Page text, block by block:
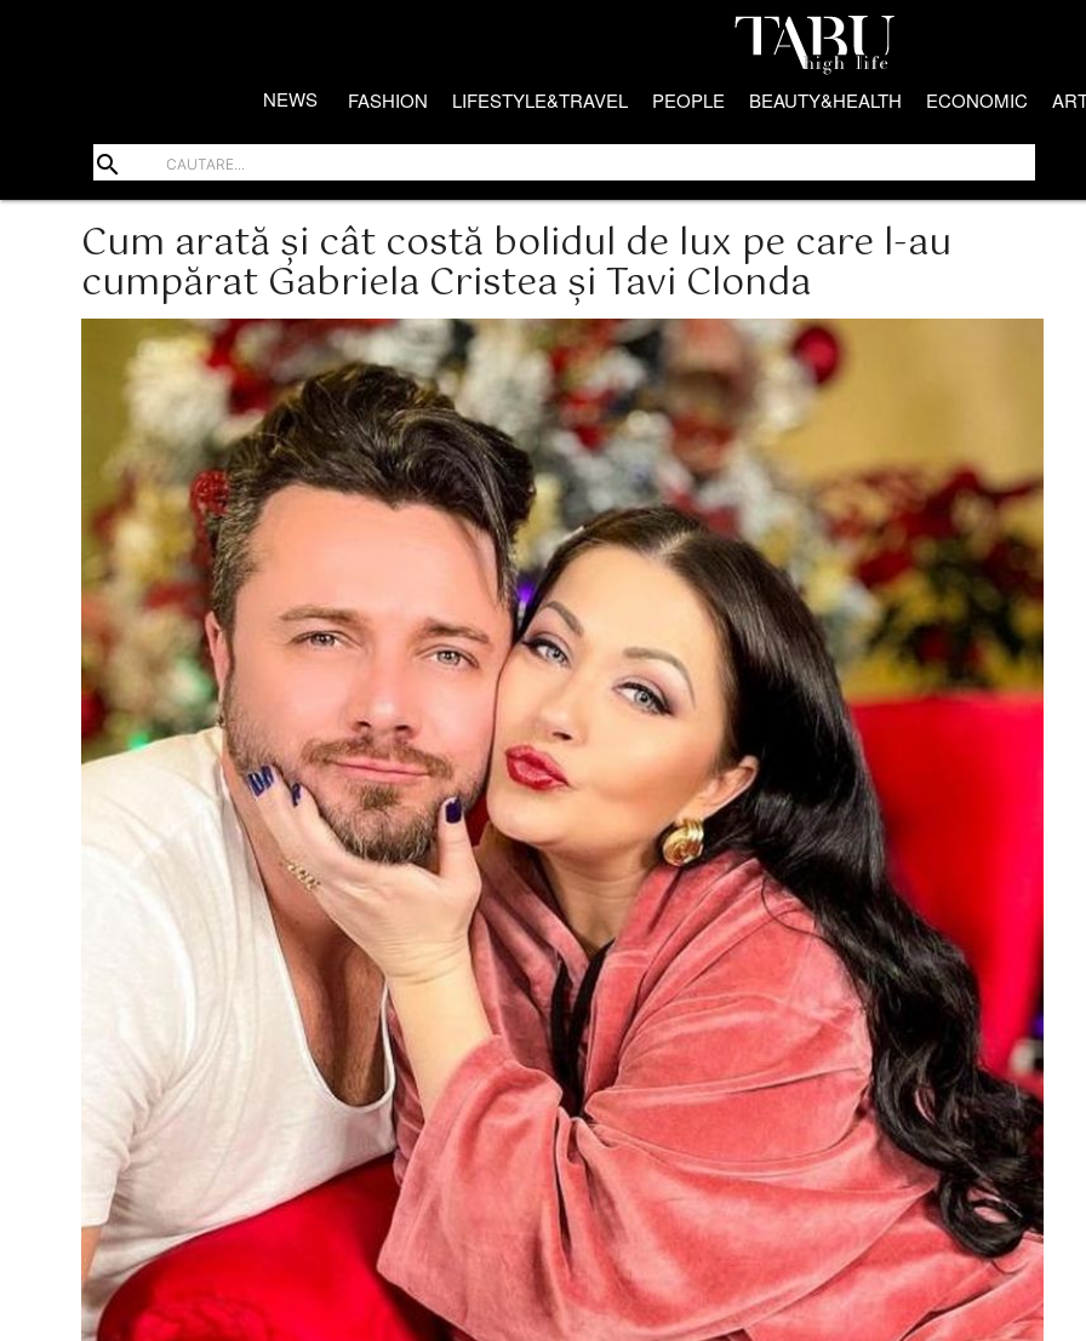
NEWS FASHION LIFESTYLE&TRAVEL PEOPLE BEAUTY&HEALTH ECONOMIC
search
Cum arată și cât costă bolidul de lux pe care l-au
cumpărat Gabriela Cristea și Tavi Clonda